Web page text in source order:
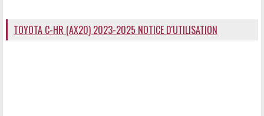
TOYOTA C-HR (AX20) 2023-2025 NOTICE D'UTILISATION